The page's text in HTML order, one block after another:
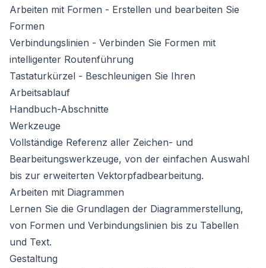
Arbeiten mit Formen - Erstellen und bearbeiten Sie
Formen
Verbindungslinien - Verbinden Sie Formen mit
intelligenter Routenführung
Tastaturkürzel - Beschleunigen Sie Ihren
Arbeitsablauf
Handbuch-Abschnitte
Werkzeuge
Vollständige Referenz aller Zeichen- und
Bearbeitungswerkzeuge, von der einfachen Auswahl
bis zur erweiterten Vektorpfadbearbeitung.
Arbeiten mit Diagrammen
Lernen Sie die Grundlagen der Diagrammerstellung,
von Formen und Verbindungslinien bis zu Tabellen
und Text.
Gestaltung